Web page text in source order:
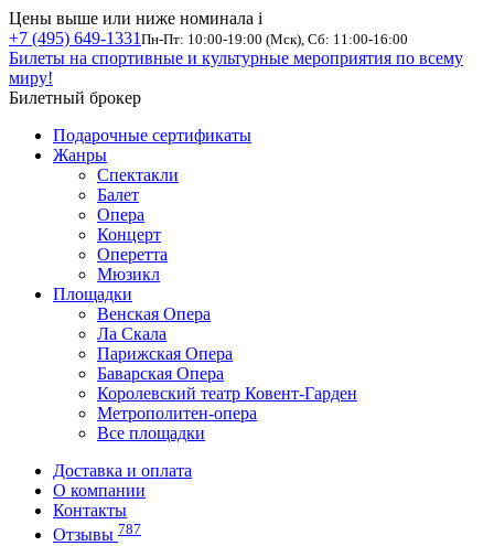
Цены выше или ниже номинала i
+7 (495) 649-1331 Пн-Пт: 10:00-19:00 (Мск), Сб: 11:00-16:00
Билеты на спортивные и культурные мероприятия по всему
миру!
Билетный брокер
Подарочные сертификаты
Жанры
Спектакли
Балет
Опера
Концерт
Оперетта
Мюзикл
Площадки
Венская Опера
Ла Скала
Парижская Опера
Баварская Опера
Королевский театр Ковент-Гарден
Метрополитен-опера
Все площадки
Доставка и оплата
О компании
Контакты
Отзывы 787